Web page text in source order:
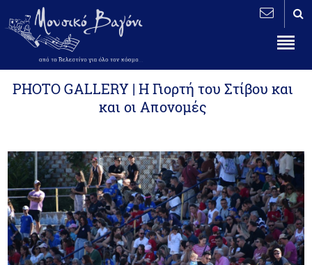
PHOTO GALLERY | Η Γιορτή του Στίβου και
και οι Απονομές